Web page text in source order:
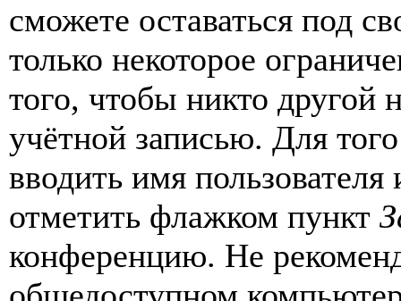
сможете оставаться под
только некоторое
того, чтобы никто другой
учётной записью. Для
вводить имя
отметить флажком пункт
конференцию. Не